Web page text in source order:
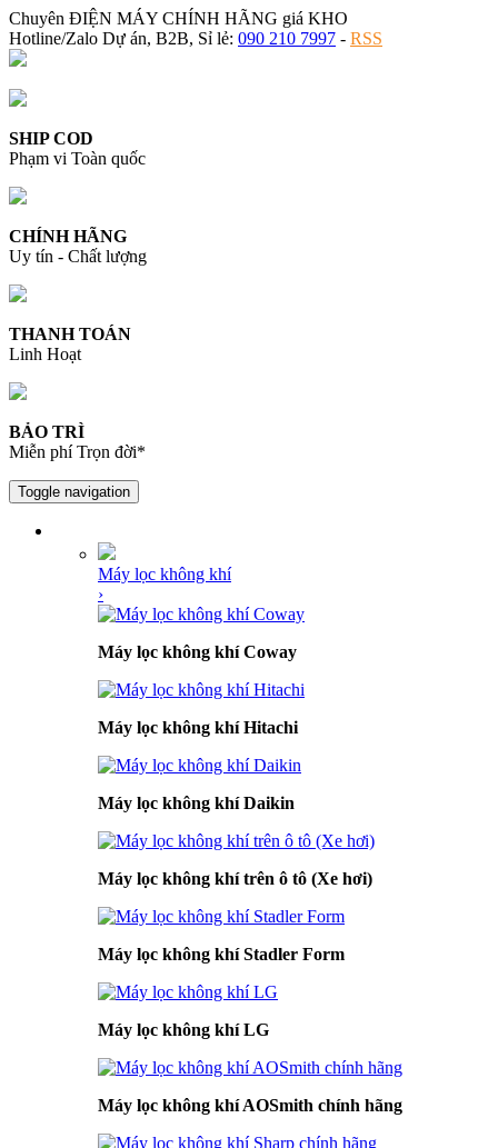
Chuyên ĐIỆN MÁY CHÍNH HÃNG giá KHO
Hotline/Zalo Dự án, B2B, Sỉ lẻ: 090 210 7997 - RSS
SHIP COD
Phạm vi Toàn quốc
CHÍNH HÃNG
Uy tín - Chất lượng
THANH TOÁN
Linh Hoạt
BẢO TRÌ
Miễn phí Trọn đời*
Toggle navigation
Máy lọc không khí
›
Máy lọc không khí Coway
Máy lọc không khí Hitachi
Máy lọc không khí Daikin
Máy lọc không khí trên ô tô (Xe hơi)
Máy lọc không khí Stadler Form
Máy lọc không khí LG
Máy lọc không khí AOSmith chính hãng